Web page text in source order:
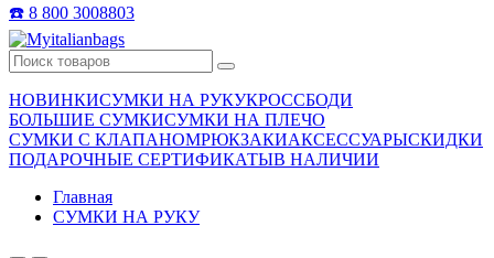
☎️ 8 800 3008803
НОВИНКИСУМКИ НА РУКУКРОССБОДИ
БОЛЬШИЕ СУМКИСУМКИ НА ПЛЕЧО
СУМКИ С КЛАПАНОМРЮКЗАКИАКСЕССУАРЫСКИДКИ
ПОДАРОЧНЫЕ СЕРТИФИКАТЫВ НАЛИЧИИ
Главная
СУМКИ НА РУКУ